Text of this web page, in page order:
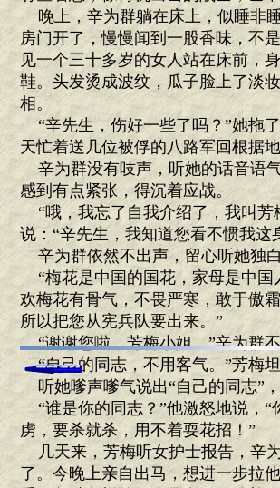
晚上，辛为群躺在床上，似睡非
房门开了，慢慢闻到一股香味，不
见一个三十多岁的女人站在床前，
鞋。头发烫成波纹，瓜子脸上了淡
相。
“辛先生，伤好一些了吗？”她拖
天忙着送几位被俘的八路军回根据
辛为群没有吱声，听她的话音语
感到有点紧张，得沉着应战。
“哦，我忘了自我介绍了，我叫芳
说：“辛先生，我知道您看不惯我
辛为群依然不出声，留心听她独
“梅花是中国的国花，家母是中国
欢梅花有骨气，不畏严寒，敢于傲
所以把您从宪兵队要出来。”
“谢谢您啦，芳梅小姐。”辛为群
“自己的同志，不用客气。”芳梅
听她嗲声嗲气说出“自己的同志”
“谁是你的同志？”他激怒地说，“
虏，要杀就杀，用不着耍花招！”
几天来，芳梅听女护士报告，辛
了。今晚上亲自出马，想进一步拉